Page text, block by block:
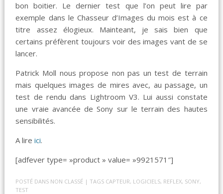
bon boitier. Le dernier test que l’on peut lire par
exemple dans le Chasseur d’Images du mois est à ce
titre assez élogieux. Mainteant, je sais bien que
certains préfèrent toujours voir des images vant de se
lancer.
Patrick Moll nous propose non pas un test de terrain
mais quelques images de mires avec, au passage, un
test de rendu dans Lightroom V3. Lui aussi constate
une vraie avancée de Sony sur le terrain des hautes
sensibilités.
A lireici.
[adfever type= »product » value= »9921571″]
POSTÉ DANS NON CLASSÉ | TAGS CAPTEUR, LOGICIELS, REFLEX, SONY,
TEST